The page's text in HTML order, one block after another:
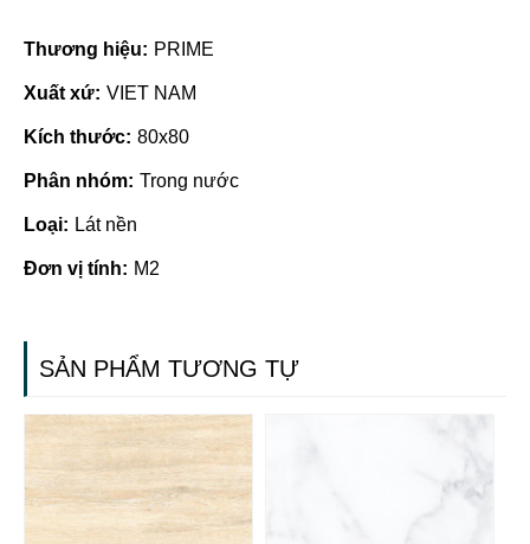
Thương hiệu: PRIME
Xuất xứ: VIET NAM
Kích thước: 80x80
Phân nhóm: Trong nước
Loại: Lát nền
Đơn vị tính: M2
SẢN PHẨM TƯƠNG TỰ